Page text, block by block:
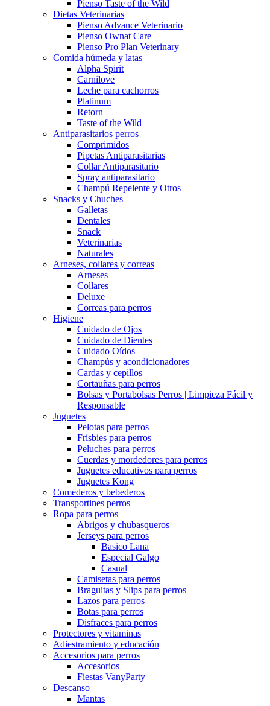
Pienso Taste of the Wild
Dietas Veterinarias
Pienso Advance Veterinario
Pienso Ownat Care
Pienso Pro Plan Veterinary
Comida húmeda y latas
Alpha Spirit
Carnilove
Leche para cachorros
Platinum
Retorn
Taste of the Wild
Antiparasitarios perros
Comprimidos
Pipetas Antiparasitarias
Collar Antiparasitario
Spray antiparasitario
Champú Repelente y Otros
Snacks y Chuches
Galletas
Dentales
Snack
Veterinarias
Naturales
Arneses, collares y correas
Arneses
Collares
Deluxe
Correas para perros
Higiene
Cuidado de Ojos
Cuidado de Dientes
Cuidado Oídos
Champús y acondicionadores
Cardas y cepillos
Cortauñas para perros
Bolsas y Portabolsas Perros | Limpieza Fácil y
Responsable
Juguetes
Pelotas para perros
Frisbies para perros
Peluches para perros
Cuerdas y mordedores para perros
Juguetes educativos para perros
Juguetes Kong
Comederos y bebederos
Transportines perros
Ropa para perros
Abrigos y chubasqueros
Jerseys para perros
Basico Lana
Especial Galgo
Casual
Camisetas para perros
Braguitas y Slips para perros
Lazos para perros
Botas para perros
Disfraces para perros
Protectores y vitaminas
Adiestramiento y educación
Accesorios para perros
Accesorios
Fiestas VanyParty
Descanso
Mantas